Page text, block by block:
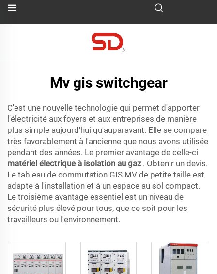
Mv gis switchgear
C'est une nouvelle technologie qui permet d'apporter
l'électricité aux foyers et aux entreprises de manière
plus simple aujourd'hui qu'auparavant. Elle se compare
très favorablement à l'ancienne que nous avons utilisée
pendant des années. Le premier avantage de celle-ci
matériel électrique à isolation au gaz . Obtenir un devis.
Le tableau de commutation GIS MV de petite taille est
adapté à l'installation et à un espace au sol compact.
Le troisième avantage essentiel est un niveau de
sécurité plus élevé pour tous, que ce soit pour les
travailleurs ou l'environnement.